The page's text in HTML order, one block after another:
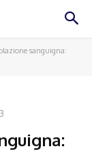
sanguigna: